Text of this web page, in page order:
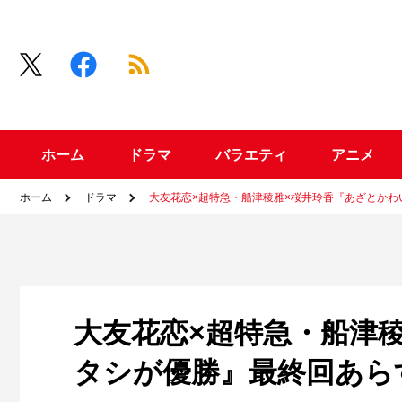
ホーム ドラマ バラエティ アニメ
ホーム ドラマ 大友花恋×超特急・船津稜雅×桜井玲香『あざとか
大友花恋×超特急・船津
タシが優勝』最終回あ